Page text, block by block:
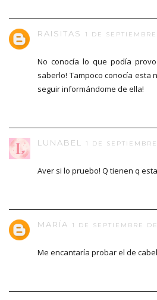
RAISITAS 1 DE
No conocía lo que podía
saberlo! Tampoco conocía esta
seguir informándome de ella!
LUNABEL 1 DE
Aver si lo pruebo! Q tienen q
MARÍA 1 DE SEPTIEMBRE
Me encantaría probar el de